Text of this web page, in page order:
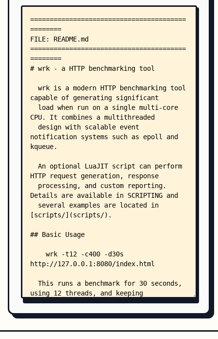
    │   ├── pipeline.lua
    │   ├── post.lua
    │   ├── report.lua
    │   ├── setup.lua
    │   └── stop.lua
    ├── src/
    │   ├── ae.c
    │   ├── ae_epoll.c
    │   ├── ae_evport.c
    │   ├── ae_kqueue.c
    │   ├── ae_select.c
    │   ├── aprintf.c
    │   ├── aprintf.h
    │   ├── atomicvar.h
    │   ├── http_parser.h
    │   ├── main.h
    │   ├── net.c
    │   ├── net.h
    │   ├── script.c
    │   ├── script.h
    │   ├── ssl.h
    │   ├── stats.h
    │   ├── units.c
    │   ├── wrk.c
    │   ├── wrk.h
    │   ├── wrk.lua
    │   ├── zmalloc.c
    └── .github/